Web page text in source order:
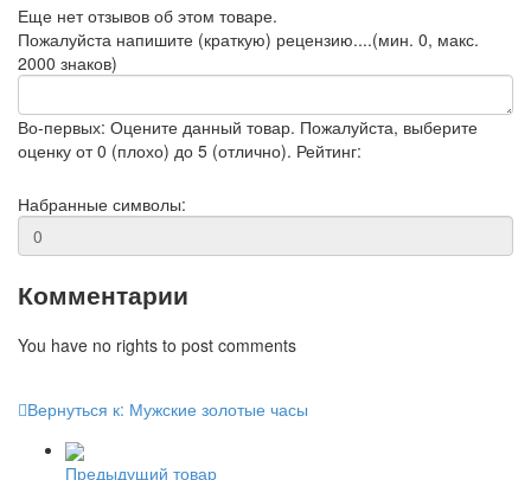
Еще нет отзывов об этом товаре.
Пожалуйста напишите (краткую) рецензию....(мин. 0, макс.
2000 знаков)
Во-первых: Оцените данный товар. Пожалуйста, выберите
оценку от 0 (плохо) до 5 (отлично). Рейтинг:
Набранные символы:
Комментарии
You have no rights to post comments
Вернуться к: Мужские золотые часы
Предыдущий товар